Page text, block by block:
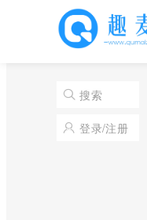
搜索
登录/注册